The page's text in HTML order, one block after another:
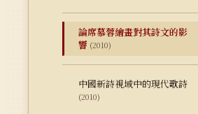
論席慕蓉繪畫對其詩文的影
響 (2010)
中國新詩視域中的現代歌詩
(2010)